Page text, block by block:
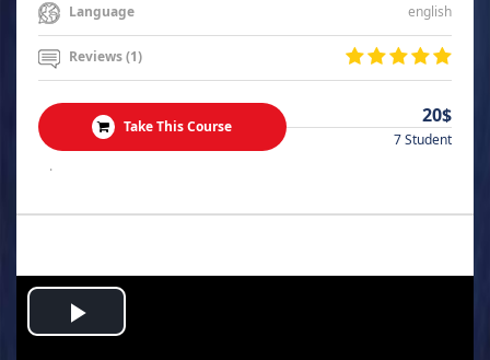
Language english
Reviews (1)
Take This Course 20$
7 Student
.
Play